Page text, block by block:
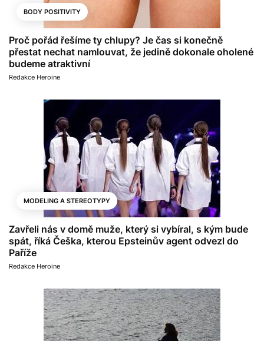
BODY POSITIVITY
Proč pořád řešíme ty chlupy? Je čas si konečně
přestat nechat namlouvat, že jedině dokonale oholené
budeme atraktivní
Redakce Heroine
MODELING A STEREOTYPY
Zavřeli nás v domě muže, který si vybíral, s kým bude
spát, říká Češka, kterou Epsteinův agent odvezl do
Paříže
Redakce Heroine